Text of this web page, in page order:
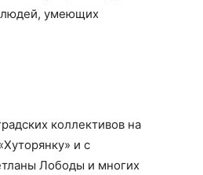
людей, умеющих
коллективов на
и с
Лободы и многих